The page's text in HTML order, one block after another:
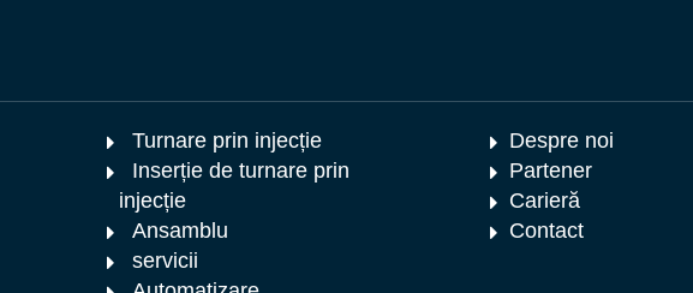
Turnare prin injecție
Inserție de turnare prin
injecție
Ansamblu
servicii
Despre noi
Partener
Carieră
Contact